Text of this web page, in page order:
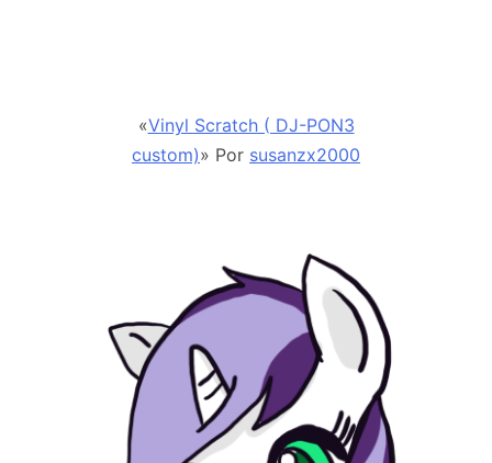
«Vinyl Scratch ( DJ-PON3
custom)» Por susanzx2000